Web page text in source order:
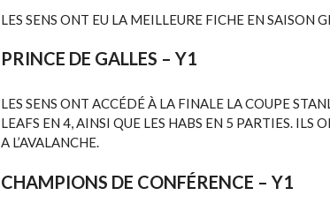
LES SENS ONT EU LA MEILLEURE FICHE EN SAISON
PRINCE DE GALLES – Y1
LES SENS ONT ACCÉDÉ À LA FINALE LA COUPE
LEAFS EN 4, AINSI QUE LES HABS EN 5 PARTIES.
A L’AVALANCHE.
CHAMPIONS DE CONFÉRENCE – Y1